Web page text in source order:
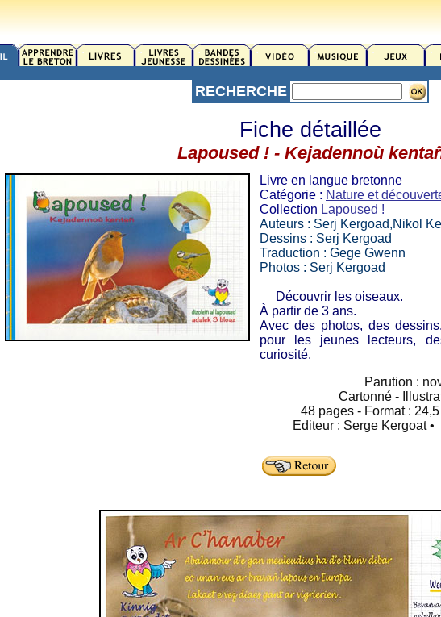
RECHERCHE
Fiche détaillée
Lapoused ! - Kejadennoù
Livre en langue bretonne
Catégorie : Nature et
Collection Lapoused !
Auteurs : Serj Kergoad,Nikol
Dessins : Serj Kergoad
Traduction : Gege Gwenn
Photos : Serj Kergoad
Découvrir les oiseaux.
À partir de 3 ans.
Avec des photos, des
pour les jeunes lecteurs,
curiosité.
Parution :
Cartonné -
48 pages - Format :
Editeur : Serge Kergoat